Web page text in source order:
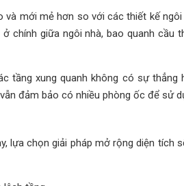
và mới mẻ hơn so với các thiết kế
chính giữa ngôi nhà, bao quanh cầu
tầng xung quanh không có sự thẳng
đảm bảo có nhiều phòng ốc để sử
lựa chọn giải pháp mở rộng diện tích